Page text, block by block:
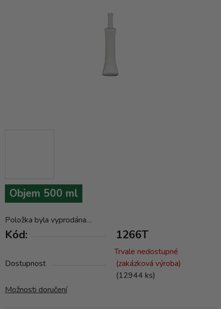
Objem 500 ml
Položka byla vyprodána…
Kód: 1266T
Dostupnost
Trvale nedostupné
(zakázková výroba)
(12944 ks)
Možnosti doručení